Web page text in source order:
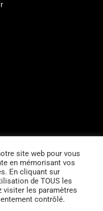
site web pour vous
en mémorisant vos
En cliquant sur
de TOUS les
visiter les paramètres
contrôlé.